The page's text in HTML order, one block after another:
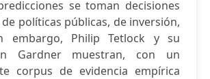
se toman decisiones
políticas públicas, de inversión,
embargo, Philip Tetlock y su
Gardner muestran, con un
corpus de evidencia empírica